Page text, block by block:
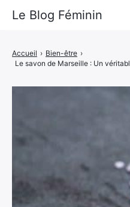
Accueil › Bien-être ›
Le savon de Marseille : Un
Le Blog Féminin
Alimentation
Bien-être
Déco & Maison